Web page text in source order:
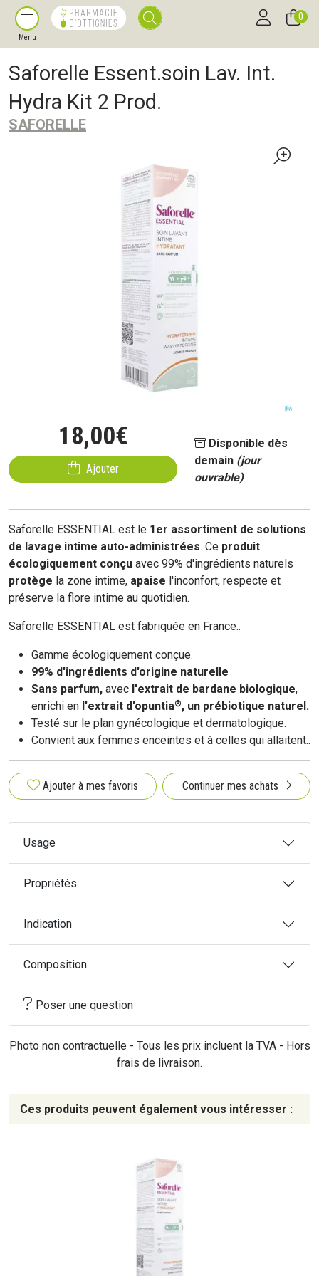
Menu
0
Saforelle Essent.soin Lav. Int.
Hydra Kit 2 Prod.
SAFORELLE
18,00€
Ajouter
Disponible dès
demain (jour
ouvrable)
Saforelle ESSENTIAL est le 1er assortiment de solutions
de lavage intime auto-administrées. Ce produit
écologiquement conçu avec 99% d'ingrédients naturels
protège la zone intime, apaise l'inconfort, respecte et
préserve la flore intime au quotidien.
Saforelle ESSENTIAL est fabriquée en France..
Gamme écologiquement conçue.
99% d'ingrédients d'origine naturelle
Sans parfum, avec l'extrait de bardane biologique,
enrichi en l'extrait d'opuntia®, un prébiotique naturel.
Testé sur le plan gynécologique et dermatologique.
Convient aux femmes enceintes et à celles qui allaitent..
Ajouter à mes favoris Continuer mes achats
Usage
Propriétés
Indication
Composition
Poser une question
Photo non contractuelle - Tous les prix incluent la TVA - Hors
frais de livraison.
Ces produits peuvent également vous intéresser :